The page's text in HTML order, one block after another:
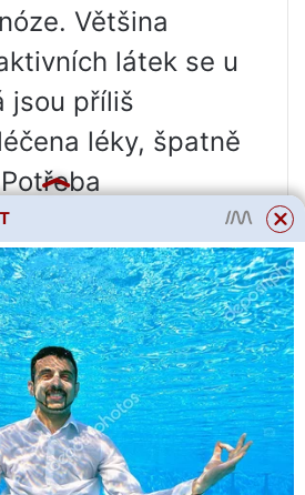
Většina
látek se u
jsou příliš
léky, špatně
také velmi
jejíž strava
vysokým
a bílkovin.
zavedení do
života se